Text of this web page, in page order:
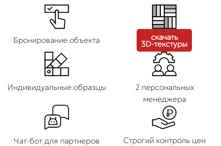
Бронирование объекта скачать
3D-текстуры
Индивидуальные образцы
2 персональных
менеджера
Чат-бот для партнеров Строгий контроль цен